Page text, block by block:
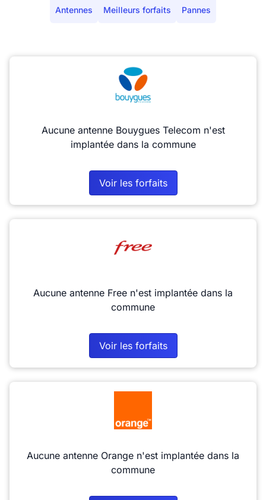
Antennes Meilleurs forfaits Pannes
Aucune antenne Bouygues Telecom n'est
implantée dans la commune
Voir les forfaits
Aucune antenne Free n'est implantée dans la
commune
Voir les forfaits
Aucune antenne Orange n'est implantée dans la
commune